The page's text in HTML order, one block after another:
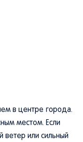
в центре города.
местом. Если
ветер или сильный